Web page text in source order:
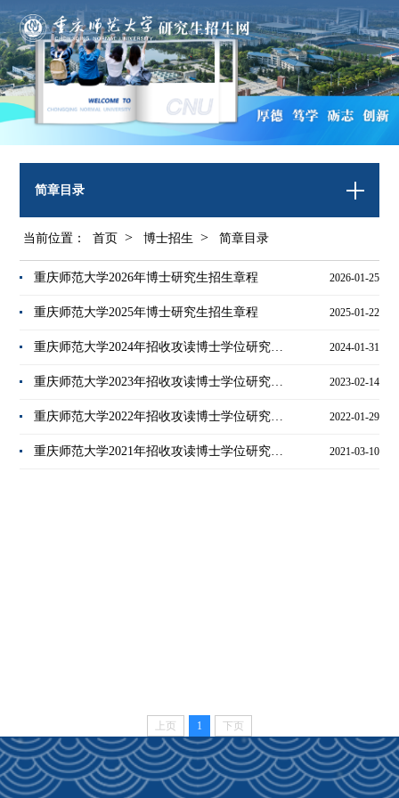
简章目录
当前位置： 首页 > 博士招生 > 简章目录
2026-01-25
重庆师范大学2026年博士研究生招生章程
2025-01-22
重庆师范大学2025年博士研究生招生章程
2024-01-31
重庆师范大学2024年招收攻读博士学位研究生简章
2023-02-14
重庆师范大学2023年招收攻读博士学位研究生简章
2022-01-29
重庆师范大学2022年招收攻读博士学位研究生简章
2021-03-10
重庆师范大学2021年招收攻读博士学位研究生简章
上页 1 下页